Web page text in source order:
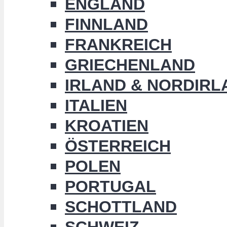
ENGLAND
FINNLAND
FRANKREICH
GRIECHENLAND
IRLAND &
ITALIEN
KROATIEN
ÖSTERREICH
POLEN
PORTUGAL
SCHOTTLAND